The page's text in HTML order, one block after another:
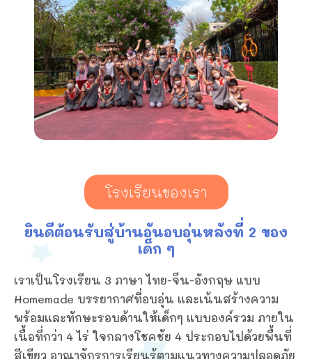
โรงเรียนของเรา
ยินดีต้อนรับสู่บ้านอันอบอุ่นหลังที่ 2 ของ
เด็ก ๆ
เราเป็นโรงเรียน 3 ภาษา ไทย-จีน-อังกฤษ แบบ
Homemade บรรยากาศที่อบอุ่น และเน้นสร้างความ
พร้อมและทักษะรอบด้านให้เด็กๆ แบบองค์รวม ภายใน
เนื้อที่กว่า 4 ไร่ ใจกลางโชคชัย 4 ประกอบไปด้วยพื้นที่
สีเขียว อาณาจักรการเรียนรู้ตามแนวทางความปลอดภัย